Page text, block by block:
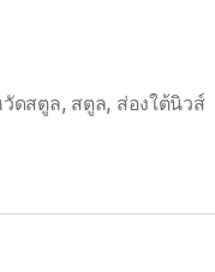
ดสตูล, สตูล, ส่องใต้นิวส์